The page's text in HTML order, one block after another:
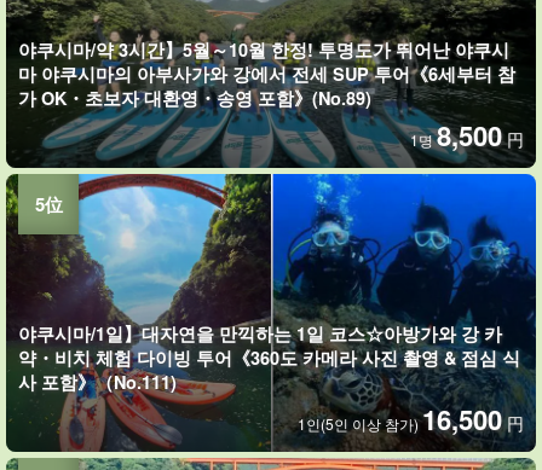
야쿠시마/약 3시간】5월～10월 한정! 투명도가 뛰어난 야쿠시
마 야쿠시마의 아부사가와 강에서 전세 SUP 투어《6세부터 참
가 OK・초보자 대환영・송영 포함》(No.89)
1명8,500 円
야쿠시마/1일】대자연을 만끽하는 1일 코스☆아방가와 강 카
약・비치 체험 다이빙 투어《360도 카메라 사진 촬영 & 점심 식
사 포함》（No.111)
1인(5인 이상 참가)16,500 円